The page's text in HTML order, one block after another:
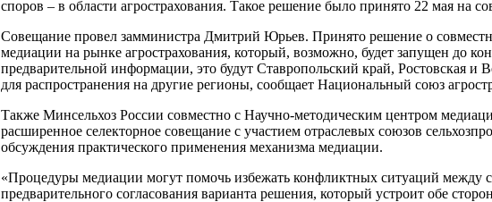
споров – в области агрострахования. Такое решение было принято 22 мая на
Совещание провел замминистра Дмитрий Юрьев. Принято решение о
медиации на рынке агрострахования, который, возможно, будет запущен до
предварительной информации, это будут Ставропольский край, Ростовская и
для распространения на другие регионы, сообщает Национальный союз
Также Минсельхоз России совместно с Научно-методическим центром
расширенное селекторное совещание с участием отраслевых союзов
обсуждения практического применения механизма медиации.
«Процедуры медиации могут помочь избежать конфликтных ситуаций между
предварительного согласования варианта решения, который устроит обе